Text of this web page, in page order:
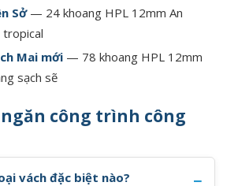
Sở— 24 khoang HPL 12mm An
tropical
Mai mới — 78 khoang HPL 12mm
sạch sẽ
ngăn công trình công
vách đặc biệt nào?